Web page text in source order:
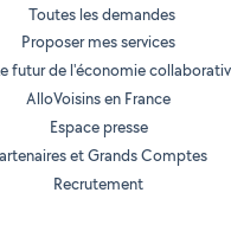
Toutes les demandes
Proposer mes services
futur de l'économie
AlloVoisins en France
Espace presse
et Grands Comptes
Recrutement